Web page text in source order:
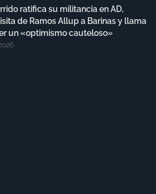
ratifica su militancia en AD,
de Ramos Allup a Barinas y llama
un «optimismo cauteloso»